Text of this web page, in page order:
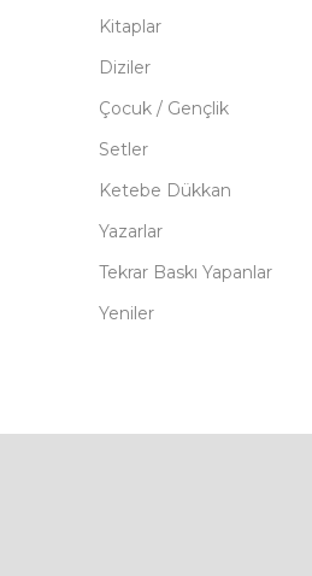
Kitaplar
Diziler
Çocuk / Gençlik
Setler
Ketebe Dükkan
Yazarlar
Tekrar Baskı Yapanlar
Yeniler